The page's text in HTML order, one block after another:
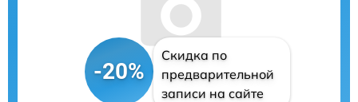
-20%
Скидка по
предварительной
записи на сайте